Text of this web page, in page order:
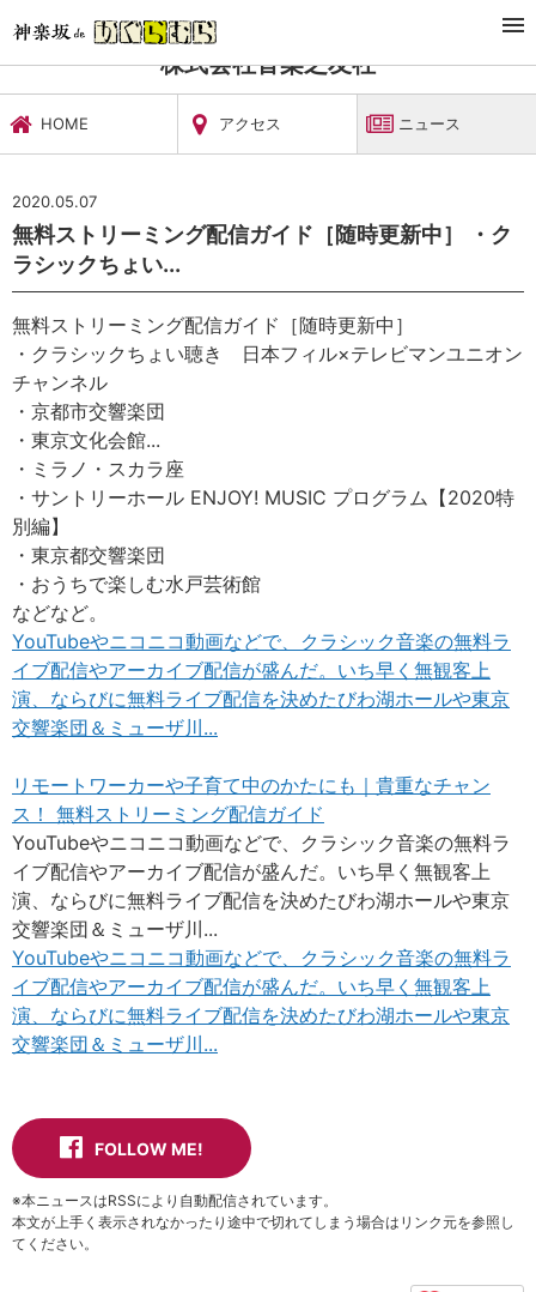
文化施設・ギャラリー
株式会社音楽之友社
HOME アクセス ニュース
2020.05.07
無料ストリーミング配信ガイド［随時更新中］ ・ク
ラシックちょい...
無料ストリーミング配信ガイド［随時更新中］
・クラシックちょい聴き 日本フィル×テレビマンユニオン
チャンネル
・京都市交響楽団
・東京文化会館...
・ミラノ・スカラ座
・サントリーホール ENJOY! MUSIC プログラム【2020特
別編】
・東京都交響楽団
・おうちで楽しむ水戸芸術館
などなど。
YouTubeやニコニコ動画などで、クラシック音楽の無料ラ
イブ配信やアーカイブ配信が盛んだ。いち早く無観客上
演、ならびに無料ライブ配信を決めたびわ湖ホールや東京
交響楽団＆ミューザ川...
リモートワーカーや子育て中のかたにも｜貴重なチャン
ス！ 無料ストリーミング配信ガイド
YouTubeやニコニコ動画などで、クラシック音楽の無料ラ
イブ配信やアーカイブ配信が盛んだ。いち早く無観客上
演、ならびに無料ライブ配信を決めたびわ湖ホールや東京
交響楽団＆ミューザ川...
YouTubeやニコニコ動画などで、クラシック音楽の無料ラ
イブ配信やアーカイブ配信が盛んだ。いち早く無観客上
演、ならびに無料ライブ配信を決めたびわ湖ホールや東京
交響楽団＆ミューザ川...
FOLLOW ME!
※本ニュースはRSSにより自動配信されています。
本文が上手く表示されなかったり途中で切れてしまう場合はリンク元を参照し
てください。